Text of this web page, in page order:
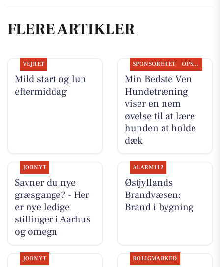
FLERE ARTIKLER
VEJRET
Mild start og lun
eftermiddag
SPONSORERET OPSLAGSTAVLEN
Min Bedste Ven
Hundetræning
viser en nem
øvelse til at lære
hunden at holde
dæk
JOBNYT
Savner du nye
græsgange? - Her
er nye ledige
stillinger i Aarhus
og omegn
ALARM112
Østjyllands
Brandvæsen:
Brand i bygning
JOBNYT BOLIGMARKED